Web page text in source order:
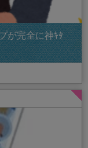
が完全に神ｷﾀ